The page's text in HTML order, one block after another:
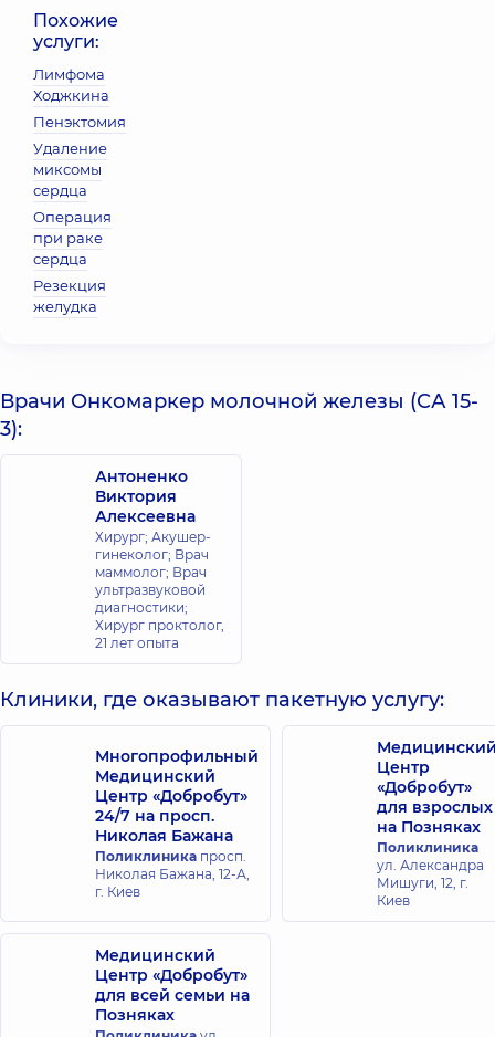
Похожие
услуги:
Лимфома
Ходжкина
Пенэктомия
Удаление
миксомы
сердца
Операция
при раке
сердца
Резекция
желудка
Врачи Онкомаркер молочной железы (СА 15-
3):
Антоненко
Виктория
Алексеевна
Хирург; Акушер-
гинеколог; Врач
маммолог; Врач
ультразвуковой
диагностики;
Хирург проктолог,
21 лет опыта
Клиники, где оказывают пакетную услугу:
Многопрофильный
Медицинский
Центр «Добробут»
24/7 на просп.
Николая Бажана
Поликлиника просп.
Николая Бажана, 12-А,
г. Киев
Центр
«Добробут»
для взрослых
на Позняках
Поликлиника
ул. Александра
Мишуги, 12, г.
Киев
Медицинский
Центр «Добробут»
для всей семьи на
Позняках